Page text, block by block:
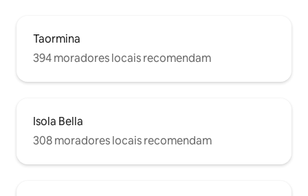
Taormina
394 moradores locais recomendam
Isola Bella
308 moradores locais recomendam